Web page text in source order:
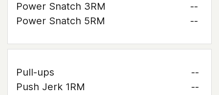
Power Snatch 3RM
--
Power Snatch 5RM
--
Pull-ups
--
Push Jerk 1RM
--